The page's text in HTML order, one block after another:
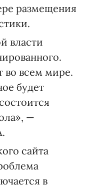
размещения
власти
во всем мире.
будет
—
сайта
в